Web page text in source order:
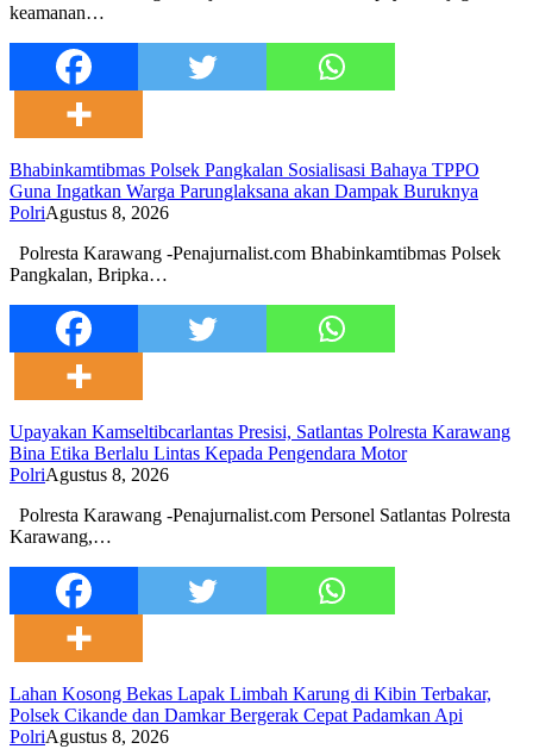
keamanan…
Bhabinkamtibmas Polsek Pangkalan Sosialisasi Bahaya TPPO
Guna Ingatkan Warga Parunglaksana akan Dampak Buruknya
PolriAgustus 8, 2026
Polresta Karawang -Penajurnalist.com Bhabinkamtibmas Polsek
Pangkalan, Bripka…
Upayakan Kamseltibcarlantas Presisi, Satlantas Polresta Karawang
Bina Etika Berlalu Lintas Kepada Pengendara Motor
PolriAgustus 8, 2026
Polresta Karawang -Penajurnalist.com Personel Satlantas Polresta
Karawang,…
Lahan Kosong Bekas Lapak Limbah Karung di Kibin Terbakar,
Polsek Cikande dan Damkar Bergerak Cepat Padamkan Api
PolriAgustus 8, 2026